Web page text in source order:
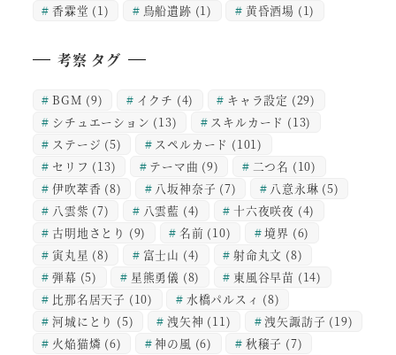
香霖堂 (1) 鳥船遺跡 (1) 黄昏酒場 (1)
考察 タグ
BGM (9) イクチ (4) キャラ設定 (29)
シチュエーション (13) スキルカード (13)
ステージ (5) スペルカード (101)
セリフ (13) テーマ曲 (9) 二つ名 (10)
伊吹萃香 (8) 八坂神奈子 (7) 八意永琳 (5)
八雲紫 (7) 八雲藍 (4) 十六夜咲夜 (4)
古明地さとり (9) 名前 (10) 境界 (6)
寅丸星 (8) 富士山 (4) 射命丸文 (8)
弾幕 (5) 星熊勇儀 (8) 東風谷早苗 (14)
比那名居天子 (10) 水橋パルスィ (8)
河城にとり (5) 洩矢神 (11) 洩矢諏訪子 (19)
火焔猫燐 (6) 神の風 (6) 秋穣子 (7)